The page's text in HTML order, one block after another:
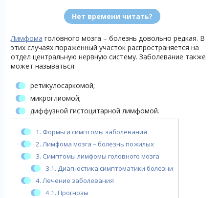
Нет времени читать?
Лимфома головного мозга – болезнь довольно редкая. В
этих случаях пораженный участок распространяется на
отдел центральную нервную систему. Заболевание также
может называться:
ретикулосаркомой;
микроглиомой;
диффузной гистоцитарной лимфомой.
1. Формы и симптомы заболевания
2. Лимфома мозга – болезнь пожилых
3. Симптомы лимфомы головного мозга
3.1. Диагностика симптоматики болезни
4. Лечение заболевания
4.1. Прогнозы